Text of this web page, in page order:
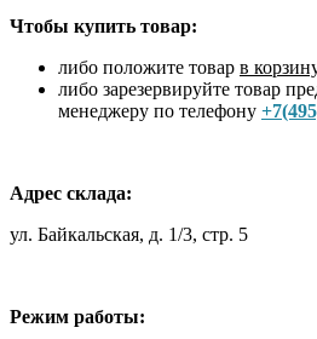
Чтобы купить товар:
либо положите товар в
либо зарезервируйте товар
менеджеру по телефону
Адрес склада:
ул. Байкальская, д. 1/3, стр. 5
Режим работы: